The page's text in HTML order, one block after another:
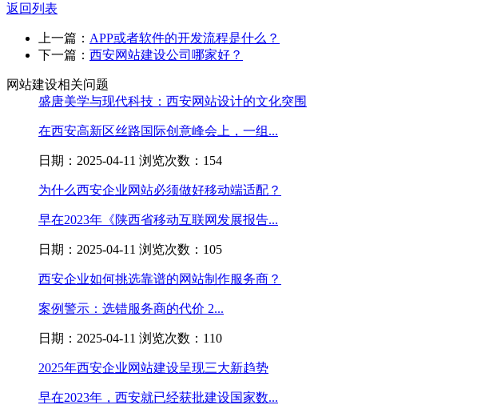
返回列表
上一篇： APP或者软件的开发流程是什么？
下一篇： 西安网站建设公司哪家好？
网站建设相关问题
盛唐美学与现代科技：西安网站设计的文化突围
在西安高新区丝路国际创意峰会上，一组...
日期：2025-04-11 浏览次数：154
为什么西安企业网站必须做好移动端适配？
早在2023年《陕西省移动互联网发展报告...
日期：2025-04-11 浏览次数：105
西安企业如何挑选靠谱的网站制作服务商？
案例警示：选错服务商的代价 2...
日期：2025-04-11 浏览次数：110
2025年西安企业网站建设呈现三大新趋势
早在2023年，西安就已经获批建设国家数...